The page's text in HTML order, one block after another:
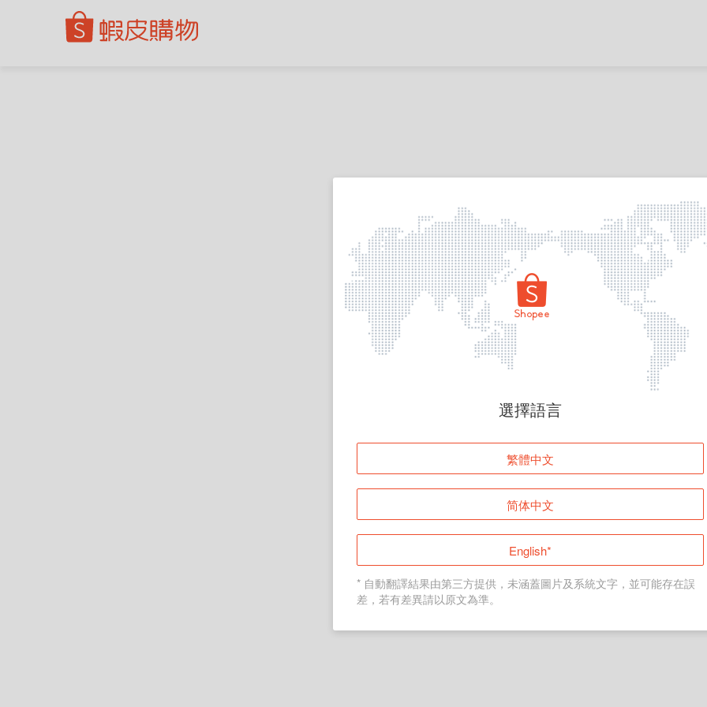
頁面無法顯示
登入
返回首頁
選擇語言
繁體中文
简体中文
English*
* 自動翻譯結果由第三方提供，未涵蓋圖片及系統文字，並可能存在誤
差，若有差異請以原文為準。